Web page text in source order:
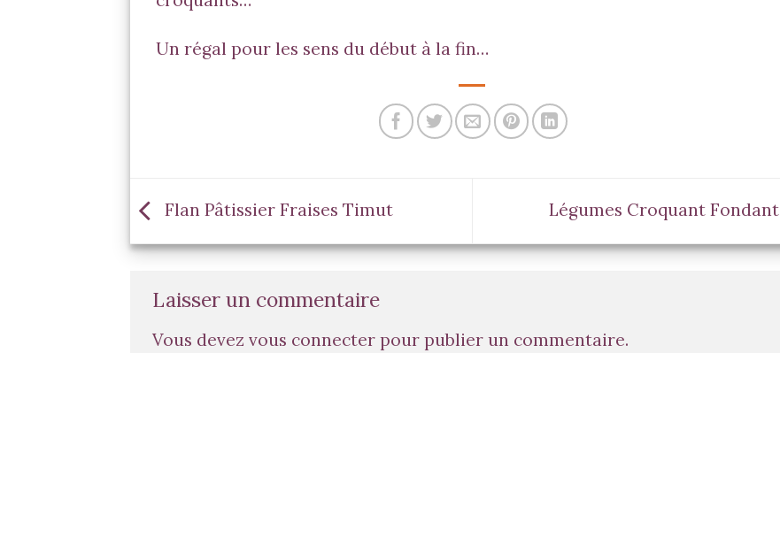
Un régal pour les sens du début à la fin…
Flan Pâtissier Fraises Timut Légumes Croquant Fondant
Laisser un commentaire
Vous devez vous connecter pour publier un commentaire.